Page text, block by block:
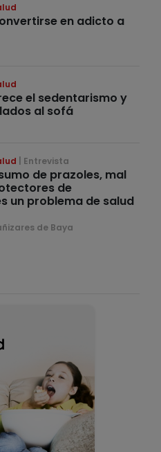
en adicto a
el sedentarismo y
al sofá
Entrevista
de prazoles, mal
de
un problema de salud
de Baya